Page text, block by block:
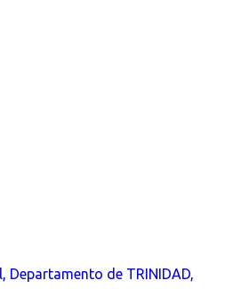
Departamento de TRINIDAD,